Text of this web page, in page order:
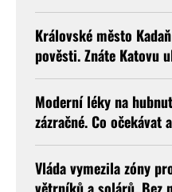
Královské město
pověsti. Znáte Katovu
Moderní léky na
zázračné. Co
Vláda vymezila zóny